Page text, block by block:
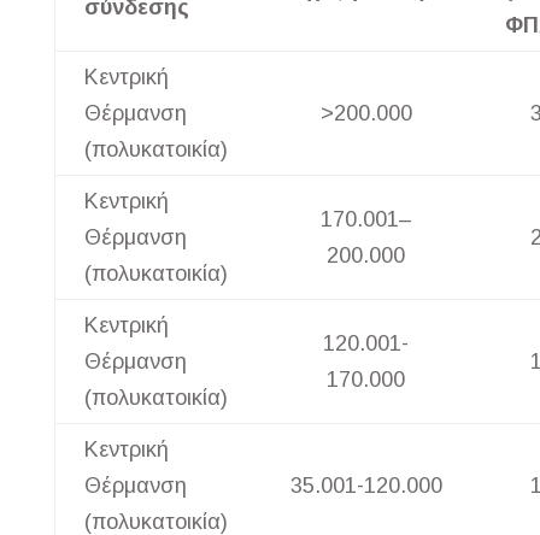
σύνδεσης
Κεντρική
Θέρμανση
(πολυκατοικία)
>200.000
Κεντρική
Θέρμανση
(πολυκατοικία)
170.001–
200.000
Κεντρική
Θέρμανση
(πολυκατοικία)
120.001-
170.000
Κεντρική
Θέρμανση
(πολυκατοικία)
35.001-120.000